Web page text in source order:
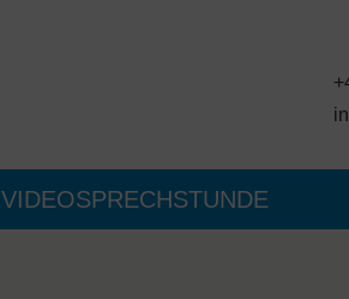
VIDEOSPRECHSTUNDE